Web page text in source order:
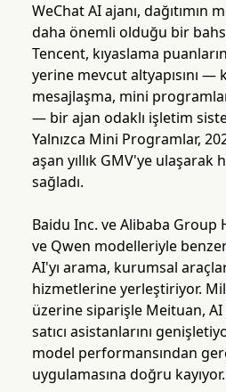
WeChat AI ajanı,
daha önemli olduğu bir
Tencent, kıyaslama
yerine mevcut altyapısını —
mesajlaşma, mini
— bir ajan odaklı işletim
Yalnızca Mini Programlar,
aşan yıllık GMV'ye ulaşarak
sağladı.
Baidu Inc. ve Alibaba Group
ve Qwen modelleriyle
AI'yı arama, kurumsal
hizmetlerine yerleştiriyor.
üzerine siparişle Meituan,
satıcı asistanlarını
model performansından
uygulamasına doğru kayıyor.